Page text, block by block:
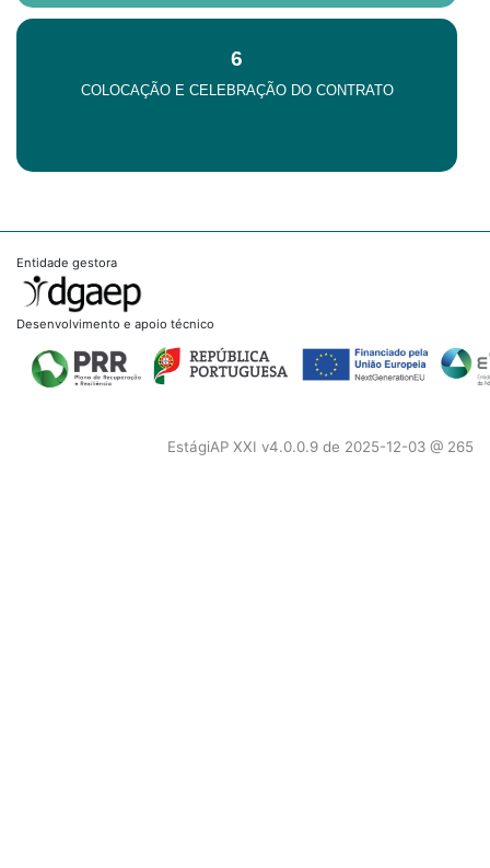
6
COLOCAÇÃO E CELEBRAÇÃO DO CONTRATO
Entidade gestora
Desenvolvimento e apoio técnico
EstágiAP XXI v4.0.0.9 de 2025-12-03 @ 265